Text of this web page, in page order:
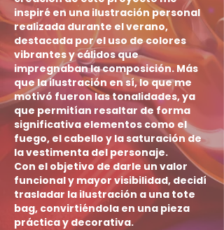
inspiré en una ilustración personal
realizada durante el verano,
destacada por el uso de colores
vibrantes y cálidos que
impregnaban la composición. Más
que la ilustración en sí, lo que me
motivó fueron las tonalidades, ya
que permitían resaltar de forma
significativa elementos como el
fuego, el cabello y la saturación de
la vestimenta del personaje.
Con el objetivo de darle un valor
funcional y mayor visibilidad, decidí
trasladar la ilustración a una tote
bag, convirtiéndola en una pieza
práctica y decorativa.